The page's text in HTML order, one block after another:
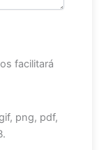
facilitará
png, pdf,